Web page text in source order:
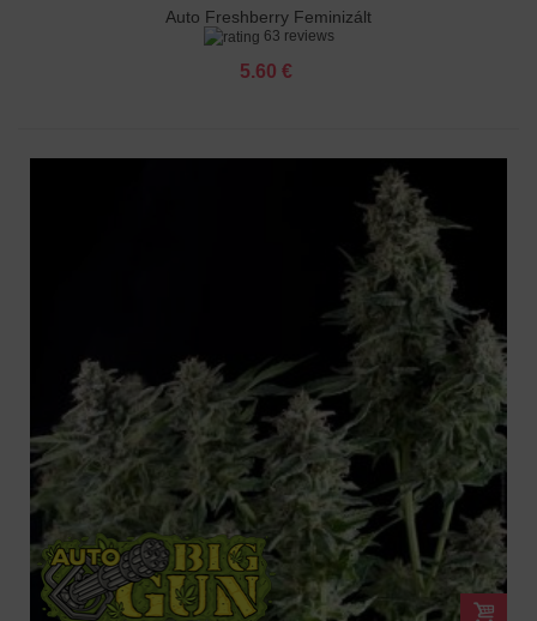
Auto Freshberry Feminizált
63 reviews
5.60 €